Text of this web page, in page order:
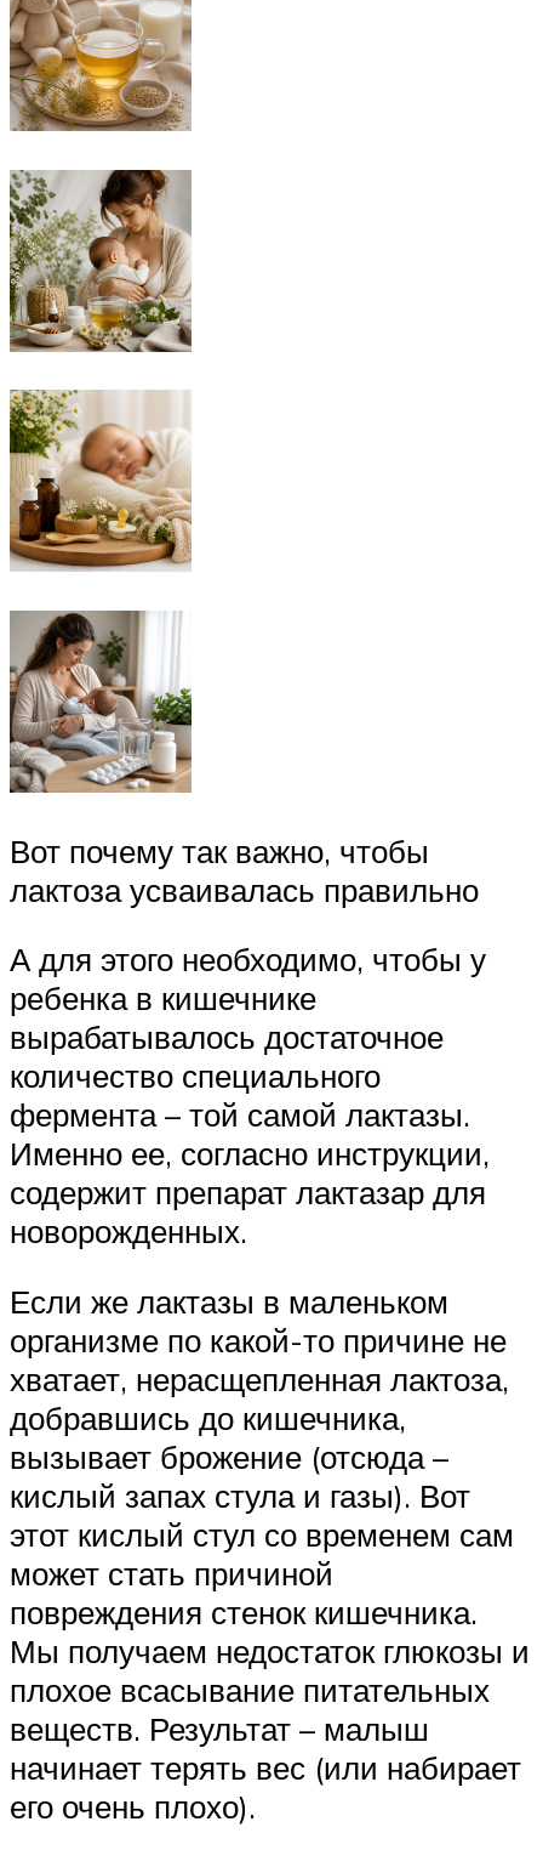
Вот почему так важно, чтобы
лактоза усваивалась правильно
А для этого необходимо, чтобы у
ребенка в кишечнике
вырабатывалось достаточное
количество специального
фермента – той самой лактазы.
Именно ее, согласно инструкции,
содержит препарат лактазар для
новорожденных.
Если же лактазы в маленьком
организме по какой-то причине не
хватает, нерасщепленная лактоза,
добравшись до кишечника,
вызывает брожение (отсюда –
кислый запах стула и газы). Вот
этот кислый стул со временем сам
может стать причиной
повреждения стенок кишечника.
Мы получаем недостаток глюкозы и
плохое всасывание питательных
веществ. Результат – малыш
начинает терять вес (или набирает
его очень плохо).